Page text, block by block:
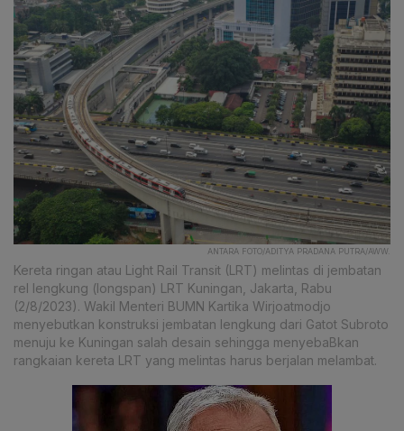
ANTARA FOTO/ADITYA PRADANA PUTRA/AWW.
Kereta ringan atau Light Rail Transit (LRT) melintas di jembatan
rel lengkung (longspan) LRT Kuningan, Jakarta, Rabu
(2/8/2023). Wakil Menteri BUMN Kartika Wirjoatmodjo
menyebutkan konstruksi jembatan lengkung dari Gatot Subroto
menuju ke Kuningan salah desain sehingga menyebaBkan
rangkaian kereta LRT yang melintas harus berjalan melambat.